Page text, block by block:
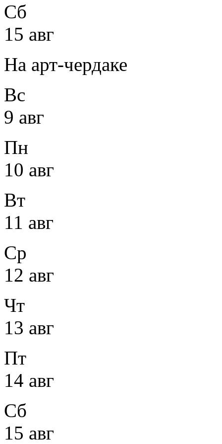
Сб
15 авг
На арт-чердаке
Вс
9 авг
Пн
10 авг
Вт
11 авг
Ср
12 авг
Чт
13 авг
Пт
14 авг
Сб
15 авг